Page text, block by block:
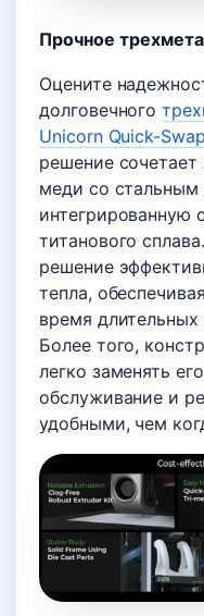
Прочное
Оцените
долговечного
Unicorn Quick-Swap
решение
меди со стальным
интегрированную
титанового
решение
тепла,
время длительных
Более того,
легко заменять
обслуживание и
удобными, чем